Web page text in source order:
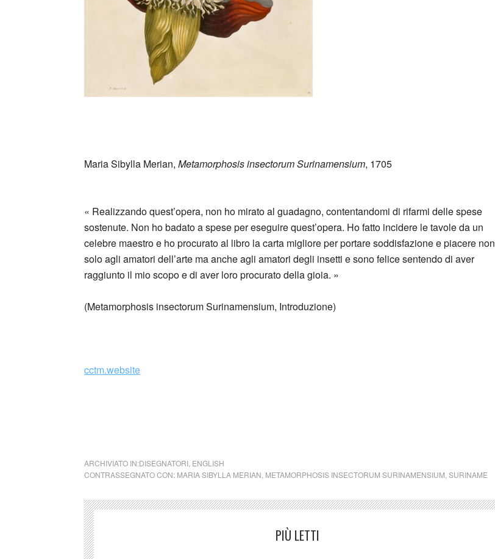
Maria Sibylla Merian, Metamorphosis insectorum Surinamensium, 1705
« Realizzando quest’opera, non ho mirato al guadagno, contentandomi di rifarmi delle spese
sostenute. Non ho badato a spese per eseguire quest’opera. Ho fatto incidere le tavole da un
celebre maestro e ho procurato al libro la carta migliore per portare soddisfazione e piacere non
solo agli amatori dell’arte ma anche agli amatori degli insetti e sono felice sentendo di aver
raggiunto il mio scopo e di aver loro procurato della gioia. »
(Metamorphosis insectorum Surinamensium, Introduzione)
cctm.website
ARCHIVIATO IN:DISEGNATORI ENGLISH
CONTRASSEGNATO CON: MARIA SIBYLLA MERIAN METAMORPHOSIS INSECTORUM SURINAMENSIUM SURINAME
PIÙ LETTI